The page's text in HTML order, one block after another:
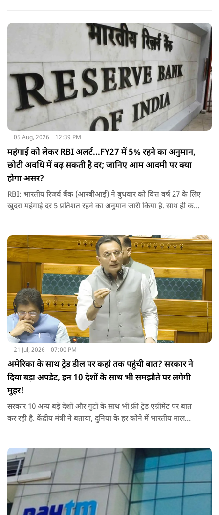
05 Aug, 2026 12:39 PM
महंगाई को लेकर RBI अलर्ट...FY27 में 5% रहने का अनुमान,
छोटी अवधि में बढ़ सकती है दर; जानिए आम आदमी पर क्‍या
होगा असर?
RBI: भारतीय रिजर्व बैंक (आरबीआई) ने बुधवार को वित्त वर्ष 27 के लिए
खुदरा महंगाई दर 5 प्रतिशत रहने का अनुमान जारी किया है. साथ ही कहा
21 Jul, 2026 07:00 PM
अमेरिका के साथ ट्रेड डील पर कहां तक पहुंची बात? सरकार ने
दिया बड़ा अपडेट, इन 10 देशों के साथ भी समझौते पर लगेगी
मुहर!
सरकार 10 अन्य बड़े देशों और गुटों के साथ भी फ्री ट्रेड एग्रीमेंट पर बात
कर रही है. केंद्रीय मंत्री ने बताया, दुनिया के हर कोने में भारतीय माल